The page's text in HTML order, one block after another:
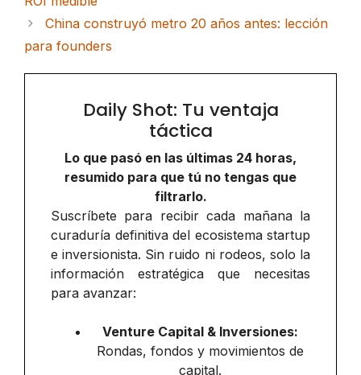
China construyó metro 20 años antes: lección
para founders
Daily Shot: Tu ventaja
táctica
Lo que pasó en las últimas 24 horas,
resumido para que tú no tengas que
filtrarlo.
Suscríbete para recibir cada mañana la
curaduría definitiva del ecosistema startup
e inversionista. Sin ruido ni rodeos, solo la
información estratégica que necesitas
para avanzar:
Venture Capital & Inversiones:
Rondas, fondos y movimientos de
capital.